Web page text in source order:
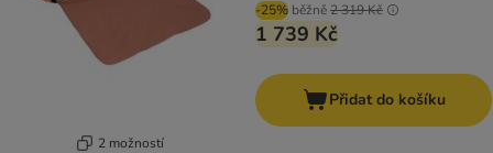
2 možností
-25% běžně2 319 Kč
1 739 Kč
Přidat do košíku